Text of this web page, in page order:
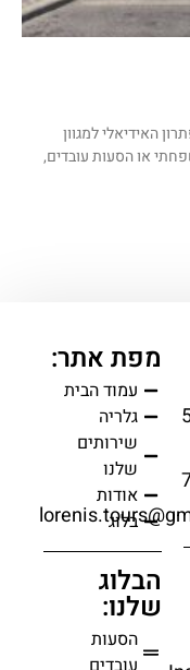
האידיאלי למגוון
או הסעות עובדים,
מפת אתר:
עמוד הבית
גלריה
שירותים
שלנו
אודות
בלוג
הבלוג
שלנו:
הסעות